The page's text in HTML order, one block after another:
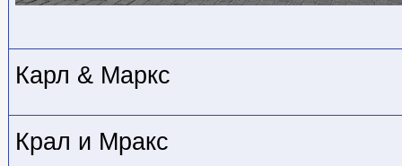
Карл & Маркс
Крал и Мракс